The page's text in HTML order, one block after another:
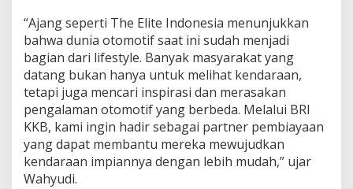
i
a
n
“Ajang seperti The Elite Indonesia menunjukkan
bahwa dunia otomotif saat ini sudah menjadi
bagian dari lifestyle. Banyak masyarakat yang
datang bukan hanya untuk melihat kendaraan,
tetapi juga mencari inspirasi dan merasakan
pengalaman otomotif yang berbeda. Melalui BRI
KKB, kami ingin hadir sebagai partner pembiayaan
yang dapat membantu mereka mewujudkan
kendaraan impiannya dengan lebih mudah,” ujar
Wahyudi.